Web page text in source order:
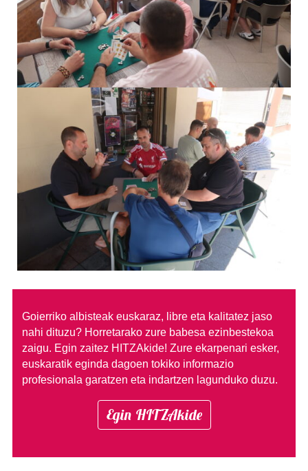
Goierriko albisteak euskaraz, libre eta kalitatez jaso
nahi dituzu? Horretarako zure babesa ezinbestekoa
zaigu. Egin zaitez HITZAkide! Zure ekarpenari esker,
euskaratik eginda dagoen tokiko informazio
profesionala garatzen eta indartzen lagunduko duzu.
Egin HITZAkide